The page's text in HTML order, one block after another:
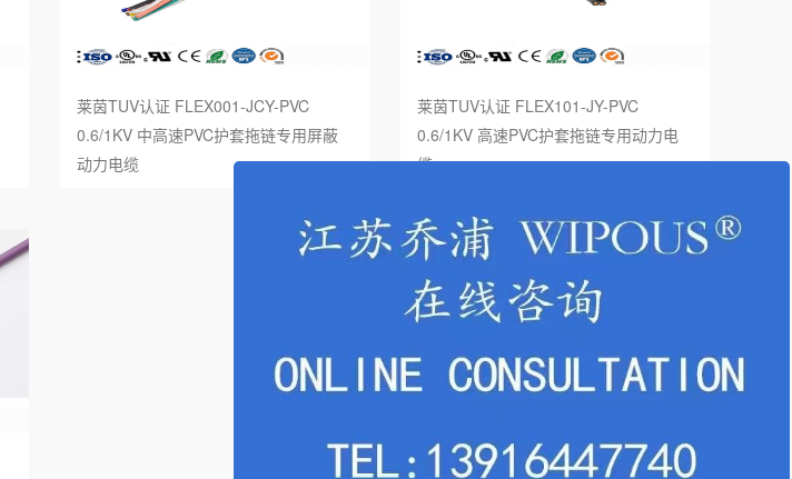
UL拖链柔性电缆
莱茵TUV认证 FLEX001-JCY-PVC
0.6/1KV 中高速PVC护套拖链专用屏蔽
动力电缆
莱茵TUV认证 FLEX101-JY-PVC
0.6/1KV 高速PVC护套拖链专用动力电
缆